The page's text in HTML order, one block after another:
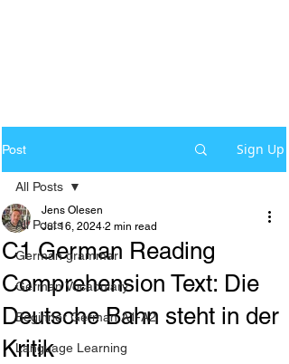
Post Sign Up
All Posts
German grammar
German Vocabulary
Beginner German A1-A2
Language Learning
All Posts
C1 German Reading
Comprehension Text: Die
Deutsche Bahn steht in der
Kritik
Jens Olesen
Jul 16, 2024 2 min read